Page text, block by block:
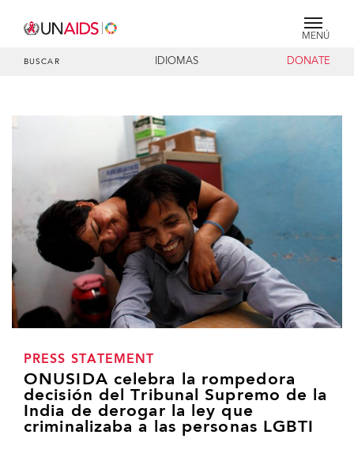
MENÚ
BUSCAR IDIOMAS DONATE
PRESS STATEMENT
ONUSIDA celebra la rompedora
decisión del Tribunal Supremo de la
India de derogar la ley que
criminalizaba a las personas LGBTI